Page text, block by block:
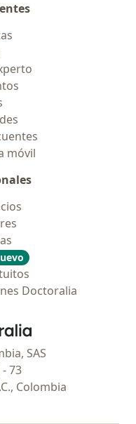
móvil
Doctoralia
- Página de inicio
SAS
73
Colombia